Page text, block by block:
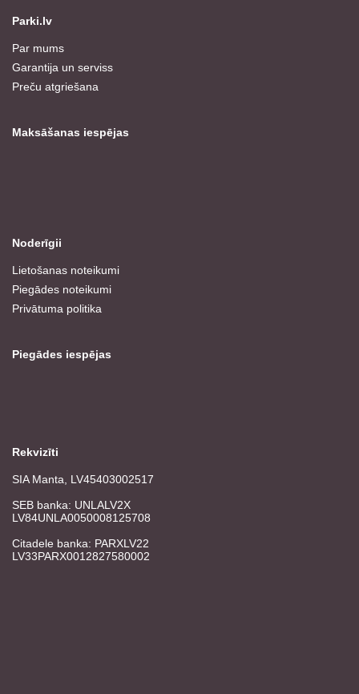
Parki.lv
Par mums
Garantija un serviss
Preču atgriešana
Maksāšanas iespējas
Noderīgii
Lietošanas noteikumi
Piegādes noteikumi
Privātuma politika
Piegādes iespējas
Rekvizīti
SIA Manta, LV45403002517
SEB banka: UNLALV2X
LV84UNLA0050008125708
Citadele banka: PARXLV22
LV33PARX0012827580002